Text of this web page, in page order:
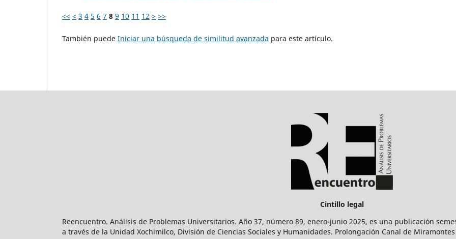
<< < 3 4 5 6 7 8 9 10 11 12 > >>
También puede Iniciar una búsqueda de similitud avanzada para este artículo.
Cintillo legal
Reencuentro. Análisis de Problemas Universitarios. Año 37, número 89, enero-junio 2025, es una publicación
a través de la Unidad Xochimilco, División de Ciencias Sociales y Humanidades. Prolongación Canal de Miramontes